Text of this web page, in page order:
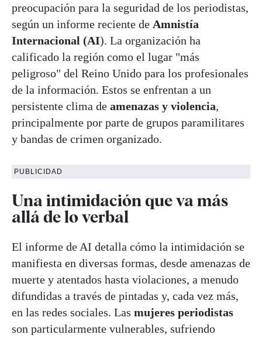
preocupación para la seguridad de los periodistas,
según un informe reciente de Amnistía
Internacional (AI). La organización ha
calificado la región como el lugar "más
peligroso" del Reino Unido para los profesionales
de la información. Estos se enfrentan a un
persistente clima de amenazas y violencia,
principalmente por parte de grupos paramilitares
y bandas de crimen organizado.
PUBLICIDAD
Una intimidación que va más
allá de lo verbal
El informe de AI detalla cómo la intimidación se
manifiesta en diversas formas, desde amenazas de
muerte y atentados hasta violaciones, a menudo
difundidas a través de pintadas y, cada vez más,
en las redes sociales. Las mujeres periodistas
son particularmente vulnerables, sufriendo